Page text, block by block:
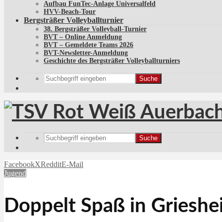
Aufbau FunTec-Anlage Universalfeld
HVV-Beach-Tour
Bergsträßer Volleyballturnier
38. Bergsträßer Volleyball-Turnier
BVT – Online Anmeldung
BVT – Gemeldete Teams 2026
BVT-Newsletter-Anmeldung
Geschichte des Bergsträßer Volleyballturniers
Suche
Suche
FacebookXRedditE-Mail
Jugend
Doppelt Spaß in